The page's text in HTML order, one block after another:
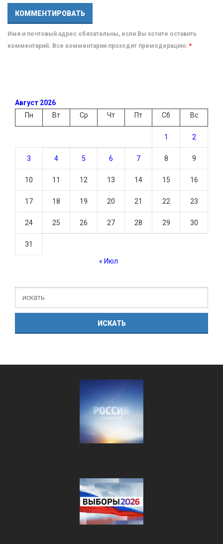
Имя и почтовый адрес обязательны, если Вы хотите оставить
комментарий. Все комментарии проходят премодерацию. *
Август 2026
Пн
Вт Ср Чт Пт Сб Вс
1 2
3 4 5 6 7 8 9
10 11 12 13 14 15 16
17 18 19 20 21 22 23
24 25 26 27 28 29 30
31
« Июл